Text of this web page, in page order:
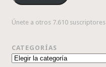
Únete a otros 7.610 suscriptores
CATEGORÍAS
Categorías